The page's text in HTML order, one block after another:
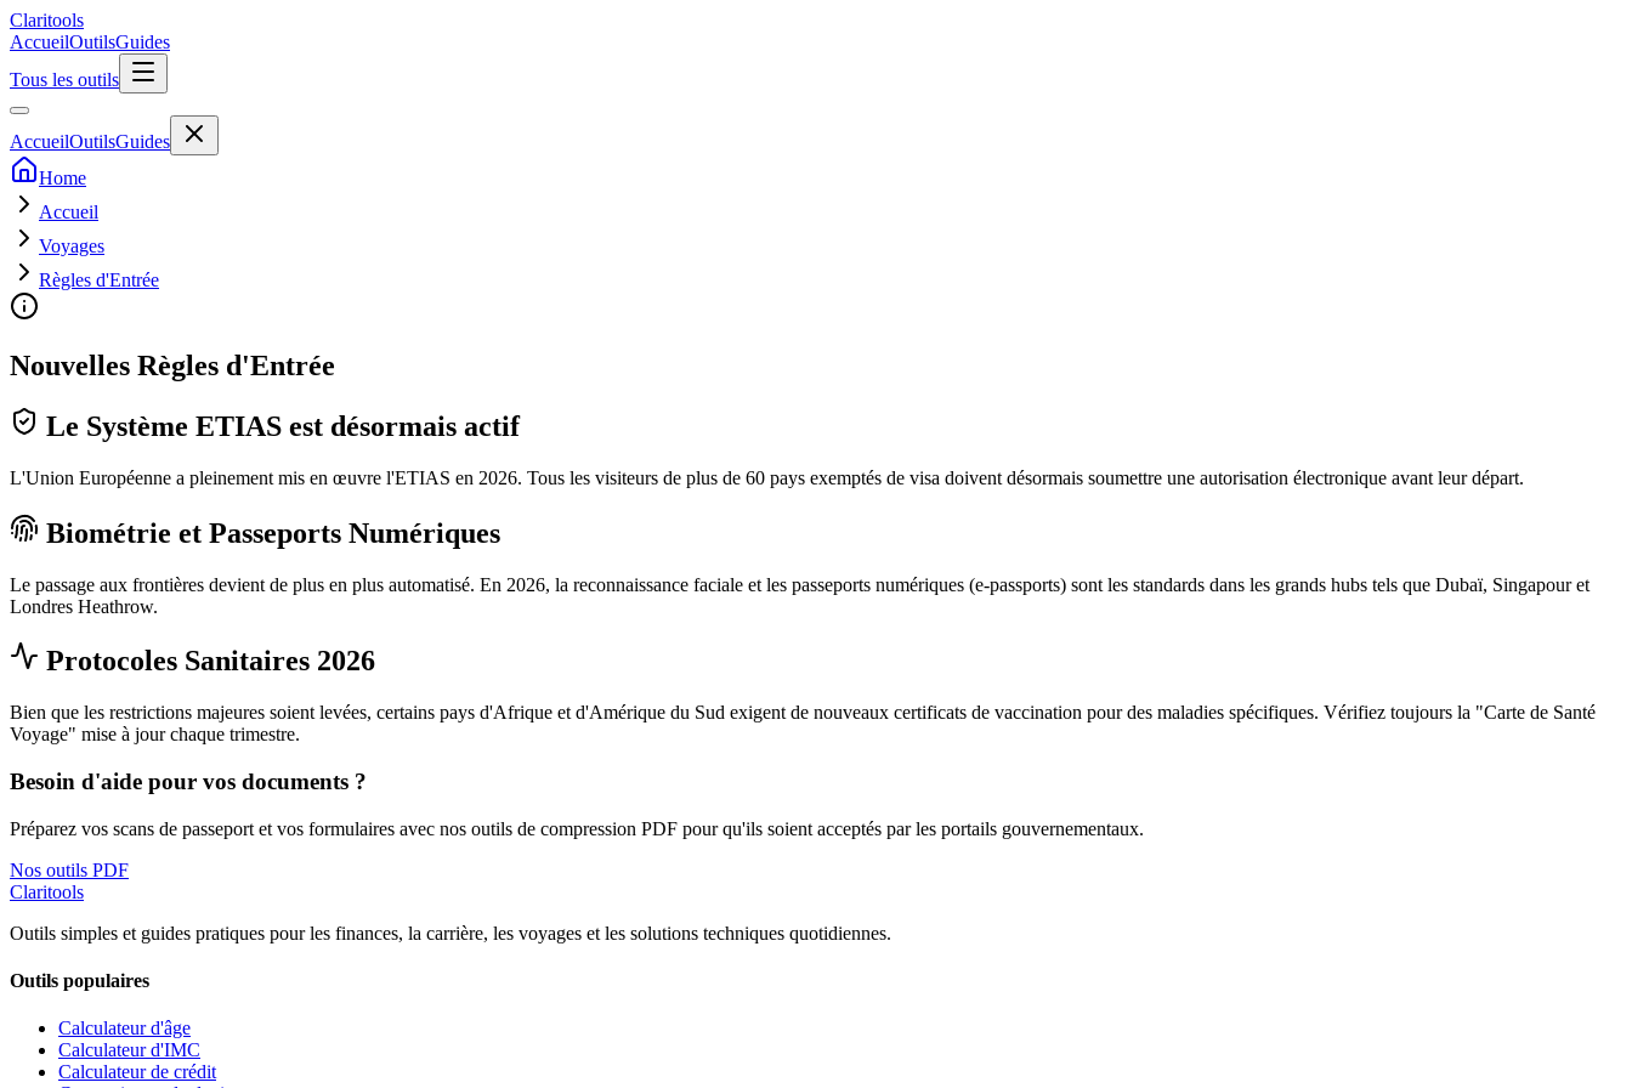
Claritools
AccueilOutilsGuides
Tous les outils
AccueilOutilsGuides
Home
Accueil
Voyages
Règles d'Entrée
Nouvelles Règles d'Entrée
Le Système ETIAS est désormais actif
L'Union Européenne a pleinement mis en œuvre l'ETIAS en 2026. Tous les visiteurs de plus de 60 pays exemptés de visa doivent désormais soumettre une autorisation électronique avant leur départ.
Biométrie et Passeports Numériques
Le passage aux frontières devient de plus en plus automatisé. En 2026, la reconnaissance faciale et les passeports numériques (e-passports) sont les standards dans les grands hubs tels que Dubaï, Singapour et
Londres Heathrow.
Protocoles Sanitaires 2026
Bien que les restrictions majeures soient levées, certains pays d'Afrique et d'Amérique du Sud exigent de nouveaux certificats de vaccination pour des maladies spécifiques. Vérifiez toujours la "Carte de Santé
Voyage" mise à jour chaque trimestre.
Besoin d'aide pour vos documents ?
Préparez vos scans de passeport et vos formulaires avec nos outils de compression PDF pour qu'ils soient acceptés par les portails gouvernementaux.
Nos outils PDF
Claritools
Outils simples et guides pratiques pour les finances, la carrière, les voyages et les solutions techniques quotidiennes.
Outils populaires
Calculateur d'âge
Calculateur d'IMC
Calculateur de crédit